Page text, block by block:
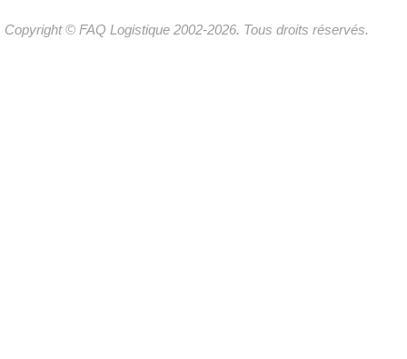
Copyright © FAQ Logistique 2002-2026. Tous droits réservés.